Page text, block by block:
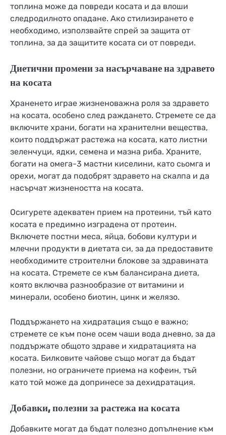
топлина може да повреди косата и да влоши
следродилното опадане. Ако стилизирането е
необходимо, използвайте спрей за защита от
топлина, за да защитите косата си от повреди.
Диетични промени за насърчаване на здравето
на косата
Храненето играе жизненоважна роля за здравето
на косата, особено след раждането. Стремете се да
включите храни, богати на хранителни вещества,
които поддържат растежа на косата, като листни
зеленчуци, ядки, семена и мазна риба. Храните,
богати на омега-3 мастни киселини, като сьомга и
орехи, могат да подобрят здравето на скалпа и да
насърчат жизнеността на косата.
Осигурете адекватен прием на протеини, тъй като
косата е предимно изградена от протеин.
Включете постни меса, яйца, бобови култури и
млечни продукти в диетата си, за да предоставите
необходимите строителни блокове за здравината
на косата. Стремете се към балансирана диета,
която включва разнообразие от витамини и
минерали, особено биотин, цинк и желязо.
Поддържането на хидратация също е важно;
стремете се към поне осем чаши вода дневно, за да
поддържате общото здраве и хидратацията на
косата. Билковите чайове също могат да бъдат
полезни, но ограничете приема на кофеин, тъй
като той може да допринесе за дехидратация.
Добавки, полезни за растежа на косата
Добавките могат да бъдат полезно допълнение към